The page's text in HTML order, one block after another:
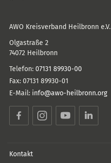
AWO Kreisverband Heilbronn e.V.
Olgastraße 2
74072 Heilbronn
Telefon: 07131 89930-00
Fax: 07131 89930-01
E-Mail: info@awo-heilbronn.org
FacebookInstagramYouTube LinkedIn
Kontakt